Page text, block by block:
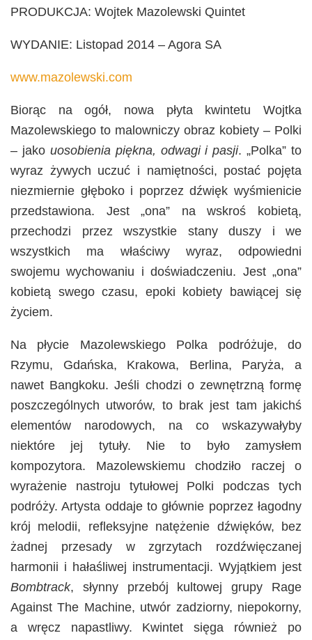
PRODUKCJA: Wojtek Mazolewski Quintet
WYDANIE: Listopad 2014 – Agora SA
www.mazolewski.com
Biorąc na ogół, nowa płyta kwintetu Wojtka
Mazolewskiego to malowniczy obraz kobiety – Polki
– jako uosobienia piękna, odwagi i pasji. „Polka” to
wyraz żywych uczuć i namiętności, postać pojęta
niezmiernie głęboko i poprzez dźwięk wyśmienicie
przedstawiona. Jest „ona” na wskroś kobietą,
przechodzi przez wszystkie stany duszy i we
wszystkich ma właściwy wyraz, odpowiedni
swojemu wychowaniu i doświadczeniu. Jest „ona”
kobietą swego czasu, epoki kobiety bawiącej się
życiem.
Na płycie Mazolewskiego Polka podróżuje, do
Rzymu, Gdańska, Krakowa, Berlina, Paryża, a
nawet Bangkoku. Jeśli chodzi o zewnętrzną formę
poszczególnych utworów, to brak jest tam jakichś
elementów narodowych, na co wskazywałyby
niektóre jej tytuły. Nie to było zamysłem
kompozytora. Mazolewskiemu chodziło raczej o
wyrażenie nastroju tytułowej Polki podczas tych
podróży. Artysta oddaje to głównie poprzez łagodny
krój melodii, refleksyjne natężenie dźwięków, bez
żadnej przesady w zgrzytach rozdźwięczanej
harmonii i hałaśliwej instrumentacji. Wyjątkiem jest
Bombtrack, słynny przebój kultowej grupy Rage
Against The Machine, utwór zadziorny, niepokorny,
a wręcz napastliwy. Kwintet sięga również po